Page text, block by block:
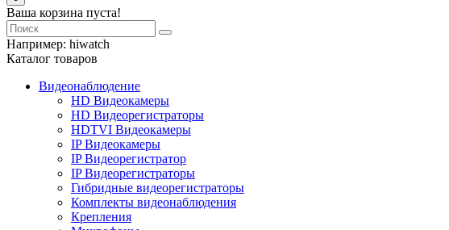
Ваша корзина пуста!
Например: hiwatch
Каталог товаров
Видеонаблюдение
HD Видеокамеры
HD Видеорегистраторы
HDTVI Видеокамеры
IP Видеокамеры
IP Видеорегистратор
IP Видеорегистраторы
Гибридные видеорегистраторы
Комплекты видеонаблюдения
Крепления